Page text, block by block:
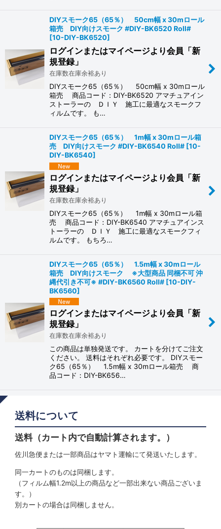
DIYスモーク65（65％） 50cm幅 x 30mロール
箱売 DIY向けスモーク #DIY-BK6520 Roll#
[10-DIY-BK6520]
ログインまたはマイページより会員「新
規登録」
在庫数在庫余裕あり
DIYスモーク65（65％） 50cm幅 x 30mロール
箱売 商品コード：DIY-BK6520 アマチュアイン
ストーラーの ＤＩＹ 施工に最適なスモークフ
ィルムです。 も…
DIYスモーク65（65％） 1m幅 x 30mロール箱
売 DIY向けスモーク #DIY-BK6540 Roll# [10-
DIY-BK6540]
ログインまたはマイページより会員「新
規登録」
在庫数在庫余裕あり
DIYスモーク65（65％） 1m幅 x 30mロール箱
売 商品コード：DIY-BK6540 アマチュアインス
トーラーの ＤＩＹ 施工に最適なスモークフィ
ルムです。 もちろ…
DIYスモーク65（65％） 1.5m幅 x 30mロール
箱売 DIY向けスモーク ※大型商品 同梱不可 沖
縄代引き不可※ #DIY-BK6560 Roll# [10-DIY-
BK6560]
ログインまたはマイページより会員「新
規登録」
在庫数在庫余裕あり
この商品は単独発送です。 カートを分けてご注文
ください。 送料はそれぞれ必要です。 DIYスモー
ク65（65％） 1.5m幅 x 30mロール箱売 商
品コード：DIY-BK656…
送料について
送料（カート内で自動計算されます。）
佐川急便または一部商品はヤマト運輸にて発送いたします。
同一カートのものは同梱します。
（フィルム幅1.2m以上の商品など一部出来ない商品ございま
す。）
別カートの場合は同梱しません。